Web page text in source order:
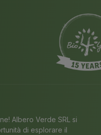
Albero Verde SRL si
di esplorare il